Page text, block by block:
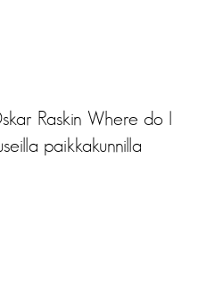
Raskin Where do I
paikkakunnilla